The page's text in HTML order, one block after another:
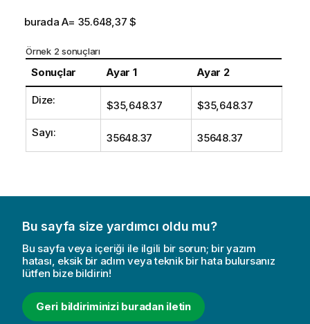
burada A= 35.648,37 $
Örnek 2 sonuçları
Sonuçlar Ayar 1 Ayar 2
Dize: $35,648.37 $35,648.37
Sayı: 35648.37 35648.37
Bu sayfa size yardımcı oldu mu?
Bu sayfa veya içeriği ile ilgili bir sorun; bir yazım
hatası, eksik bir adım veya teknik bir hata bulursanız
lütfen bize bildirin!
Geri bildiriminizi buradan iletin